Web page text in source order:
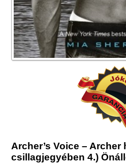
Archer’s Voice – Archer
csillagjegyében 4.)